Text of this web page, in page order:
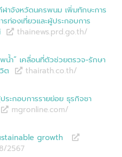
ฬาจังหวัดนครพนม เพิ่มทักษะการ
ท่องเที่ยวและผู้ประกอบการ
thainews.prd.go.th/
น้ำ” เคลื่อนที่ตัวช่วยตรวจ-รักษา
ต
thairath.co.th/
ระกอบการรายย่อย ธุรกิจชา
mgronline.com/
growth
/2567